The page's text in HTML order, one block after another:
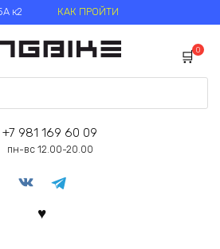
к2 КАК ПРОЙТИ
0
+7 981 169 60 09
пн-вс 12.00-20.00